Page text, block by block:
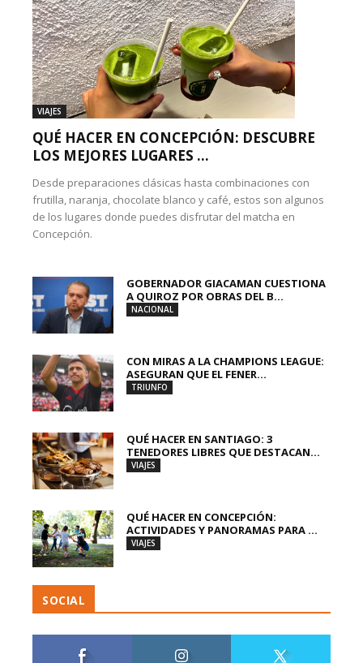
VIAJES
QUÉ HACER EN CONCEPCIÓN: DESCUBRE
LOS MEJORES LUGARES ...
Desde preparaciones clásicas hasta combinaciones con
frutilla, naranja, chocolate blanco y café, estos son algunos
de los lugares donde puedes disfrutar del matcha en
Concepción.
GOBERNADOR GIACAMAN CUESTIONA
A QUIROZ POR OBRAS DEL B...
NACIONAL
CON MIRAS A LA CHAMPIONS LEAGUE:
ASEGURAN QUE EL FENER...
TRIUNFO
QUÉ HACER EN SANTIAGO: 3
TENEDORES LIBRES QUE DESTACAN...
VIAJES
QUÉ HACER EN CONCEPCIÓN:
ACTIVIDADES Y PANORAMAS PARA ...
VIAJES
SOCIAL